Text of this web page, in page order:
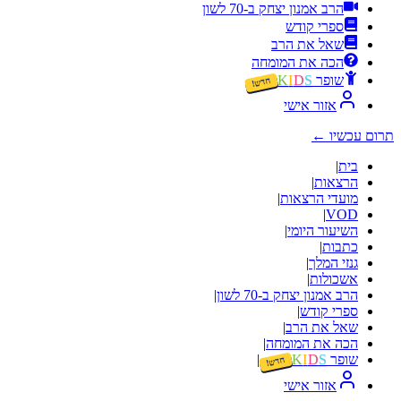
הרב אמנון יצחק ב-70 לשון
ספרי קודש
שאל את הרב
הכה את המומחה
שופר
KIDS חדש!
אזור אישי
תרום עכשיו ←
בית|
הרצאות|
מועדי הרצאות|
VOD
|
השיעור היומי|
כתבות|
גנזי המלך|
אשכולות|
הרב אמנון יצחק ב-70 לשון
|
ספרי קודש|
שאל את הרב|
הכה את המומחה|
שופר
KIDS חדש! |
אזור אישי